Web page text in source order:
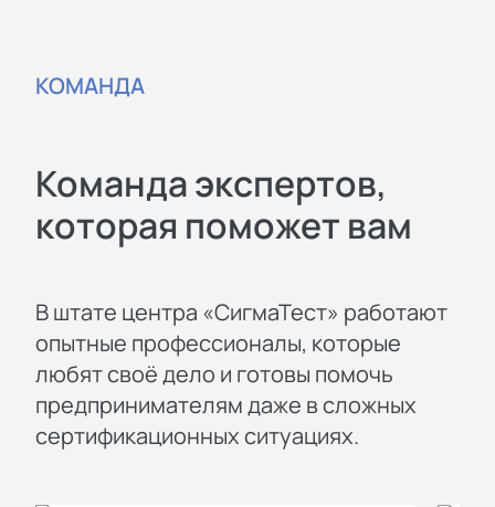
КОМАНДА
Команда экспертов,
которая поможет вам
В штате центра «СигмаТест» работают
опытные профессионалы, которые
любят своё дело и готовы помочь
предпринимателям даже в сложных
сертификационных ситуациях.